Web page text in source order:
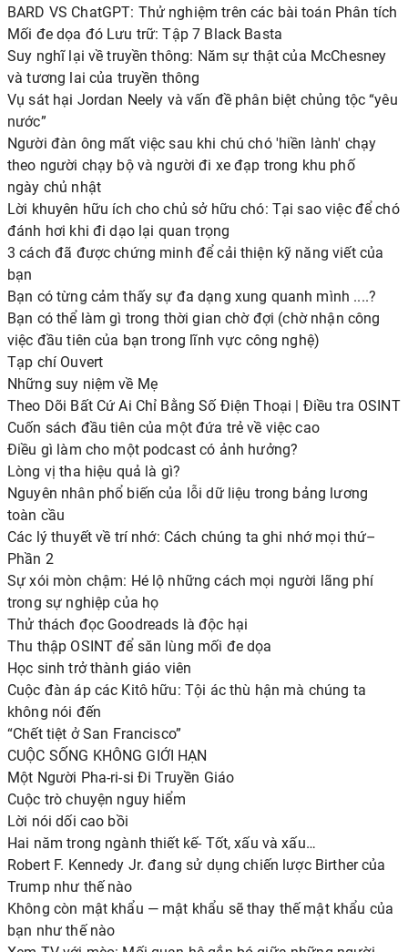
BARD VS ChatGPT: Thử nghiệm trên các bài toán Phân tích
Mối đe dọa đó Lưu trữ: Tập 7 Black Basta
Suy nghĩ lại về truyền thông: Năm sự thật của McChesney
và tương lai của truyền thông
Vụ sát hại Jordan Neely và vấn đề phân biệt chủng tộc “yêu
nước”
Người đàn ông mất việc sau khi chú chó 'hiền lành' chạy
theo người chạy bộ và người đi xe đạp trong khu phố
ngày chủ nhật
Lời khuyên hữu ích cho chủ sở hữu chó: Tại sao việc để chó
đánh hơi khi đi dạo lại quan trọng
3 cách đã được chứng minh để cải thiện kỹ năng viết của
bạn
Bạn có từng cảm thấy sự đa dạng xung quanh mình ....?
Bạn có thể làm gì trong thời gian chờ đợi (chờ nhận công
việc đầu tiên của bạn trong lĩnh vực công nghệ)
Tạp chí Ouvert
Những suy niệm về Mẹ
Theo Dõi Bất Cứ Ai Chỉ Bằng Số Điện Thoại | Điều tra OSINT
Cuốn sách đầu tiên của một đứa trẻ về việc cao
Điều gì làm cho một podcast có ảnh hưởng?
Lòng vị tha hiệu quả là gì?
Nguyên nhân phổ biến của lỗi dữ liệu trong bảng lương
toàn cầu
Các lý thuyết về trí nhớ: Cách chúng ta ghi nhớ mọi thứ–
Phần 2
Sự xói mòn chậm: Hé lộ những cách mọi người lãng phí
trong sự nghiệp của họ
Thử thách đọc Goodreads là độc hại
Thu thập OSINT để săn lùng mối đe dọa
Học sinh trở thành giáo viên
Cuộc đàn áp các Kitô hữu: Tội ác thù hận mà chúng ta
không nói đến
“Chết tiệt ở San Francisco”
CUỘC SỐNG KHÔNG GIỚI HẠN
Một Người Pha-ri-si Đi Truyền Giáo
Cuộc trò chuyện nguy hiểm
Lời nói dối cao bồi
Hai năm trong ngành thiết kế- Tốt, xấu và xấu…
Robert F. Kennedy Jr. đang sử dụng chiến lược Birther của
Trump như thế nào
Không còn mật khẩu — mật khẩu sẽ thay thế mật khẩu của
bạn như thế nào